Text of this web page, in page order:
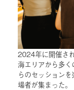
2024年に開催さ
海エリアから多
らのセッション
場者が集まった。